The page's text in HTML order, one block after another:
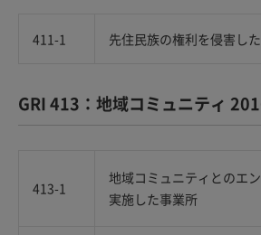
411-1 先住民族の権利を侵害し
GRI 413：地域コミュニティ
413-1
地域コミュニティとのエ
実施した事業所